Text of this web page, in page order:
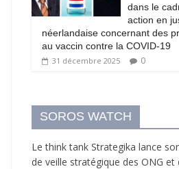
dans le
action en
néerlandaise concernant des
au vaccin contre la COVID-19
31 décembre 2025 0
SOROS WATCH
Le think tank Strategika lance
de veille stratégique des ONG et